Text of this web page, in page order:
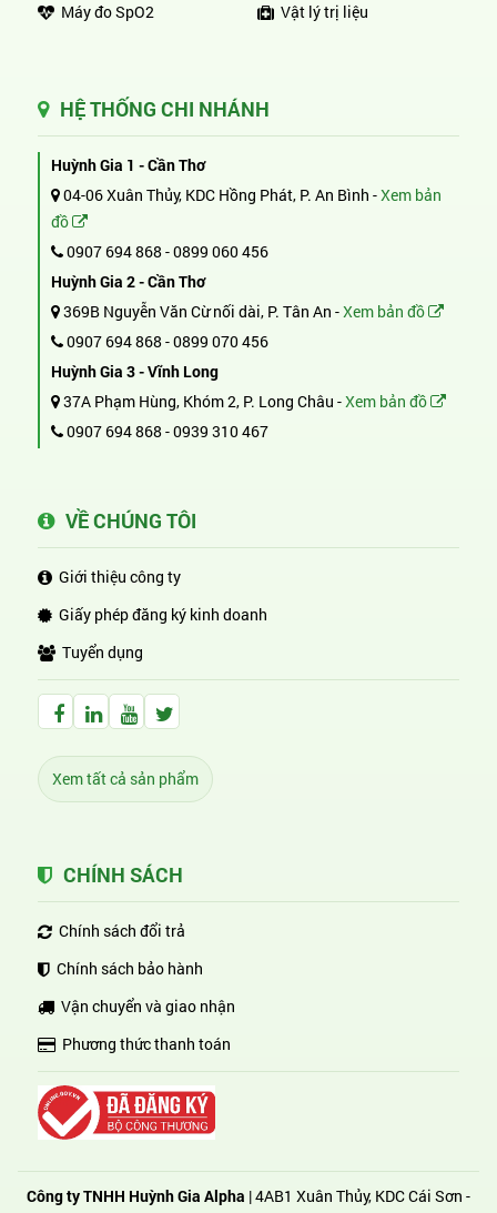
Máy đo SpO2
Vật lý trị liệu
HỆ THỐNG CHI NHÁNH
Huỳnh Gia 1 - Cần Thơ
04-06 Xuân Thủy, KDC Hồng Phát, P. An Bình -Xem bản
đồ
0907 694 868 -0899 060 456
Huỳnh Gia 2 - Cần Thơ
369B Nguyễn Văn Cừ nối dài, P. Tân An -Xem bản đồ
0907 694 868 -0899 070 456
Huỳnh Gia 3 - Vĩnh Long
37A Phạm Hùng, Khóm 2, P. Long Châu -Xem bản đồ
0907 694 868 -0939 310 467
VỀ CHÚNG TÔI
Giới thiệu công ty
Giấy phép đăng ký kinh doanh
Tuyển dụng
Facebook Huỳnh Gia Alpha
LinkedIn Huỳnh Gia Alpha
YouTube Huỳnh Gia Alpha
Twitter Huỳnh Gia Alpha
Xem tất cả sản phẩm
CHÍNH SÁCH
Chính sách đổi trả
Chính sách bảo hành
Vận chuyển và giao nhận
Phương thức thanh toán
Công ty TNHH Huỳnh Gia Alpha | 4AB1 Xuân Thủy, KDC Cái Sơn -